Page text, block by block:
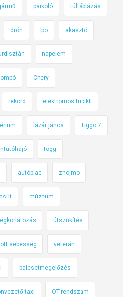
parkoló túltáblázás
drón lpö akasztó
napelem
Chery
rekord elektromos tricikli
lázár jános Tiggo 7
togg
autópiac znojmo
múzeum
útszűkítés
sebesség veterán
balesetmegelőzés
taxi OT-rendszám